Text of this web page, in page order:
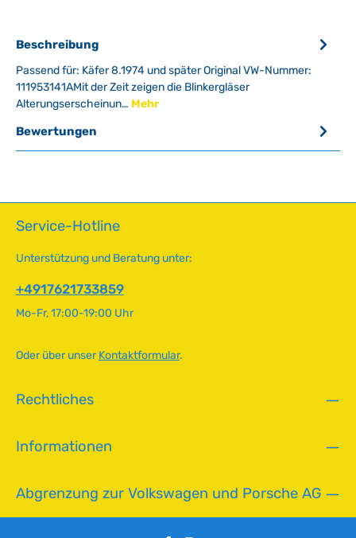
Beschreibung
Passend für: Käfer 8.1974 und später Original VW-Nummer:
111953141AMit der Zeit zeigen die Blinkergläser
Alterungserscheinun… Mehr
Bewertungen
Service-Hotline
Unterstützung und Beratung unter:
+4917621733859
Mo-Fr, 17:00-19:00 Uhr
Oder über unserKontaktformular.
Rechtliches
Informationen
Abgrenzung zur Volkswagen und Porsche AG